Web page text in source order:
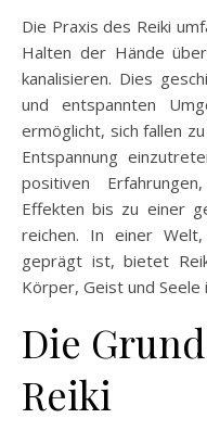
Die Praxis des Reiki
Halten der Hände
kanalisieren. Dies
und entspannten
ermöglicht, sich fallen
Entspannung
positiven
Effekten bis zu einer
reichen. In einer
geprägt ist, bietet
Körper, Geist und Seele
Die
Reiki